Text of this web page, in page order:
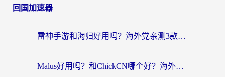
回国加速器
雷神手游和海归好用吗？海外党亲测3款热门回国加速器+番茄加速器深度体验
Malus好用吗？和ChickCN哪个好？海外党亲测：选对回国加速器，追剧游戏不卡顿